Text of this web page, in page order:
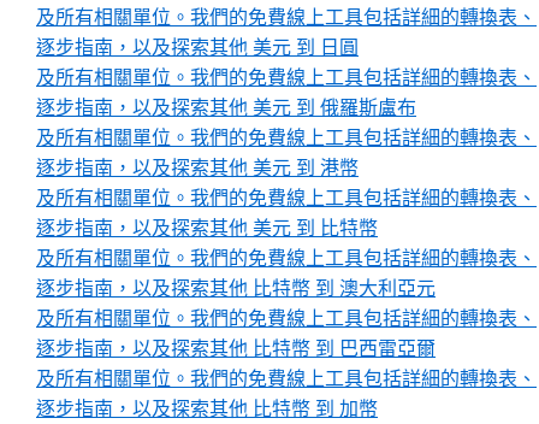
及所有相關單位。我們的免費線上工具包括詳細的轉換表、
逐步指南，以及探索其他 美元 到 日圓
及所有相關單位。我們的免費線上工具包括詳細的轉換表、
逐步指南，以及探索其他 美元 到 俄羅斯盧布
及所有相關單位。我們的免費線上工具包括詳細的轉換表、
逐步指南，以及探索其他 美元 到 港幣
及所有相關單位。我們的免費線上工具包括詳細的轉換表、
逐步指南，以及探索其他 美元 到 比特幣
及所有相關單位。我們的免費線上工具包括詳細的轉換表、
逐步指南，以及探索其他 比特幣 到 澳大利亞元
及所有相關單位。我們的免費線上工具包括詳細的轉換表、
逐步指南，以及探索其他 比特幣 到 巴西雷亞爾
及所有相關單位。我們的免費線上工具包括詳細的轉換表、
逐步指南，以及探索其他 比特幣 到 加幣